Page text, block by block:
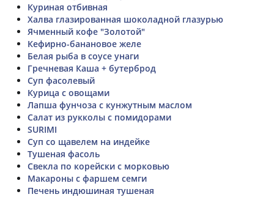
Куриная отбивная
Халва глазированная шоколадной глазурью
Ячменный кофе "Золотой"
Кефирно-банановое желе
Белая рыба в соусе унаги
Гречневая Каша + бутерброд
Суп фасолевый
Курица с овощами
Лапша фунчоза с кунжутным маслом
Салат из рукколы с помидорами
SURIMI
Суп со щавелем на индейке
Тушеная фасоль
Свекла по корейски с морковью
Макароны с фаршем семги
Печень индюшиная тушеная